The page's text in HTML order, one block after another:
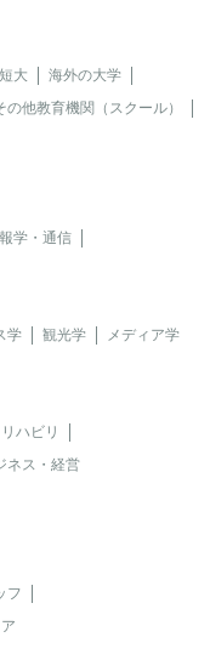
大
海外の大学
の他教育機関（スクール）
学・通信
学 観光学 メディア学
ハビリ
ネス・経営
フ